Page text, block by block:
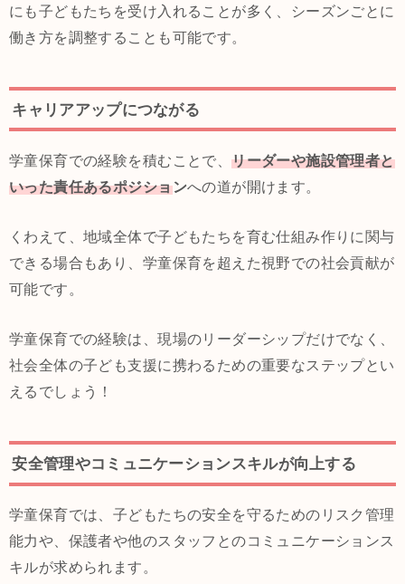
にも子どもたちを受け入れることが多く、シーズンごとに
働き方を調整することも可能です。
キャリアアップにつながる
学童保育での経験を積むことで、リーダーや施設管理者と
いった責任あるポジションへの道が開けます。
くわえて、地域全体で子どもたちを育む仕組み作りに関与
できる場合もあり、学童保育を超えた視野での社会貢献が
可能です。
学童保育での経験は、現場のリーダーシップだけでなく、
社会全体の子ども支援に携わるための重要なステップとい
えるでしょう！
安全管理やコミュニケーションスキルが向上する
学童保育では、子どもたちの安全を守るためのリスク管理
能力や、保護者や他のスタッフとのコミュニケーションス
キルが求められます。